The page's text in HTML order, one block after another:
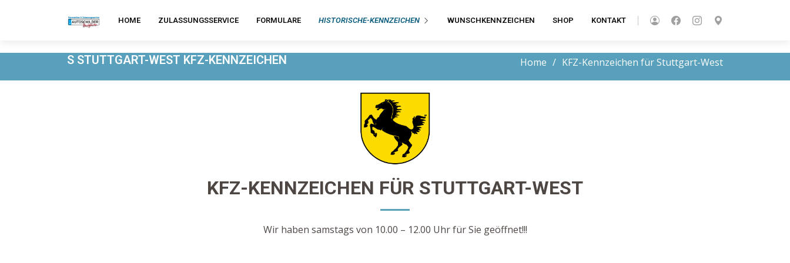
HOME ZULASSUNGSSERVICE FORMULARE HISTORISCHE-KENNZEICHEN WUNSCHKENNZEICHEN SHOP KONTAKT
S STUTTGART-WEST KFZ-KENNZEICHEN Home KFZ-Kennzeichen für Stuttgart-West
KFZ-KENNZEICHEN FÜR STUTTGART-WEST
Wir haben samstags von 10.00 – 12.00 Uhr für Sie geöffnet!!!